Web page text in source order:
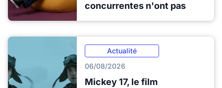
concurrentes n'ont pas
Actualité
06/08/2026
Mickey 17, le film